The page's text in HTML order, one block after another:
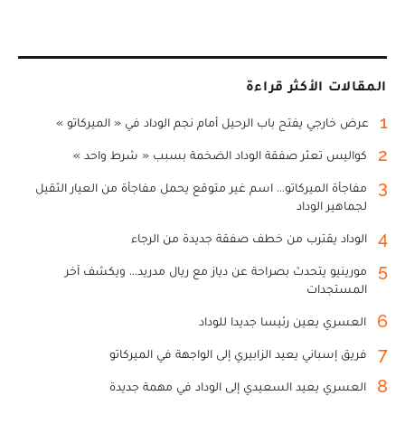
المقالات الأكثر قراءة
1 عرض خارجي يفتح باب الرحيل أمام نجم الوداد في « الميركاتو »
2 كواليس تعثر صفقة الوداد الضخمة بسبب « شرط واحد »
3
مفاجأة الميركاتو... اسم غير متوقع يحمل مفاجأة من العيار الثقيل
لجماهير الوداد
4 الوداد يقترب من خطف صفقة جديدة من الرجاء
5
مورينيو يتحدث بصراحة عن دياز مع ريال مدريد... ويكشف آخر
المستجدات
6 العسري يعين رئيسا جديدا للوداد
7 فريق إسباني يعيد الزابيري إلى الواجهة في الميركاتو
8 العسري يعيد السعيدي إلى الوداد في مهمة جديدة